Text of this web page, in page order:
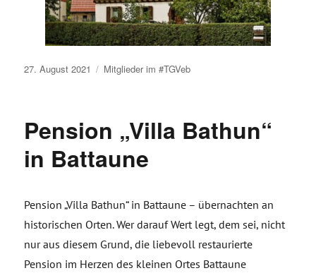
Veröffentlicht
27. August 2021 Mitglieder im #TGVeb
Pension „Villa Bathun“
in Battaune
Pension „Villa Bathun“ in Battaune – übernachten an
historischen Orten. Wer darauf Wert legt, dem sei, nicht
nur aus diesem Grund, die liebevoll restaurierte
Pension im Herzen des kleinen Ortes Battaune